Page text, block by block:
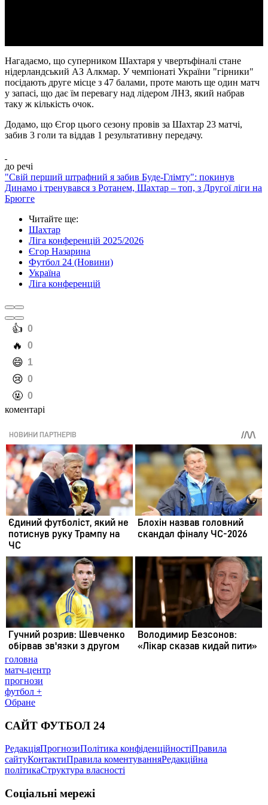
Нагадаємо, що суперником Шахтаря у чвертьфіналі стане
нідерландський АЗ Алкмар. У чемпіонаті України "гірники"
посідають друге місце з 47 балами, проте мають ще один матч
у запасі, що дає їм перевагу над лідером ЛНЗ, який набрав
таку ж кількість очок.
Додамо, що Єгор цього сезону провів за Шахтар 23 матчі,
забив 3 голи та віддав 1 результативну передачу.
до речі
"Свій перший штрафний я забив Буде-Глімту": покинув
Динамо і тренувався з Ротанем, Шахтар – топ, з Другої ліги на
Брюгге
Читайте ще:
Шахтар
Ліга конференцій 2025/2026
Єгор Назарина
Футбол 24 (Новини)
Україна
Ліга конференцій
️👍 0
️🔥 0
️😄 1
️😢 0
️🤬 0
коментарі
головна
матч-центр
прогнози
футбол +
Обране
САЙТ ФУТБОЛ 24
РедакціяПрогнозиПолітика конфіденційностіПравила
сайтуКонтактиПравила коментуванняРедакційна
політикаСтруктура власності
Соціальні мережі